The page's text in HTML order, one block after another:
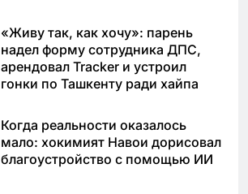
«Живу так, как хочу»: парень
надел форму сотрудника ДПС,
арендовал Tracker и устроил
гонки по Ташкенту ради хайпа
Когда реальности оказалось
мало: хокимият Навои дорисовал
благоустройство с помощью ИИ